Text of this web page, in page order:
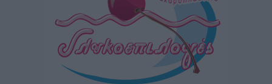
Τοπικές Ειδήσεις• πριν 3 ώρες
Ακαθάριστα οικόπεδα: Τι γίνεται όταν ο ιδιοκτήτης
δεν τα καθαρίσει – Πώς κινούνται δήμοι και ΠΣ,
ποιος πληρώνει τον λογαριασμό